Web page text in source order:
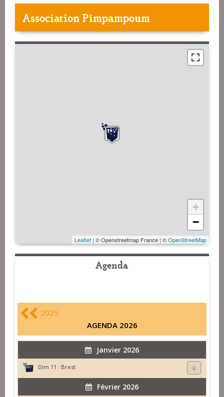
Association Pimpampoum
+
−
Leaflet | © Openstreetmap France | ©OpenStreetMap
Agenda
2025
AGENDA 2026
Janvier 2026
Dim 11 : Brest
Février 2026